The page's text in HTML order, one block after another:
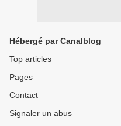
Hébergé par Canalblog
Top articles
Pages
Contact
Signaler un abus